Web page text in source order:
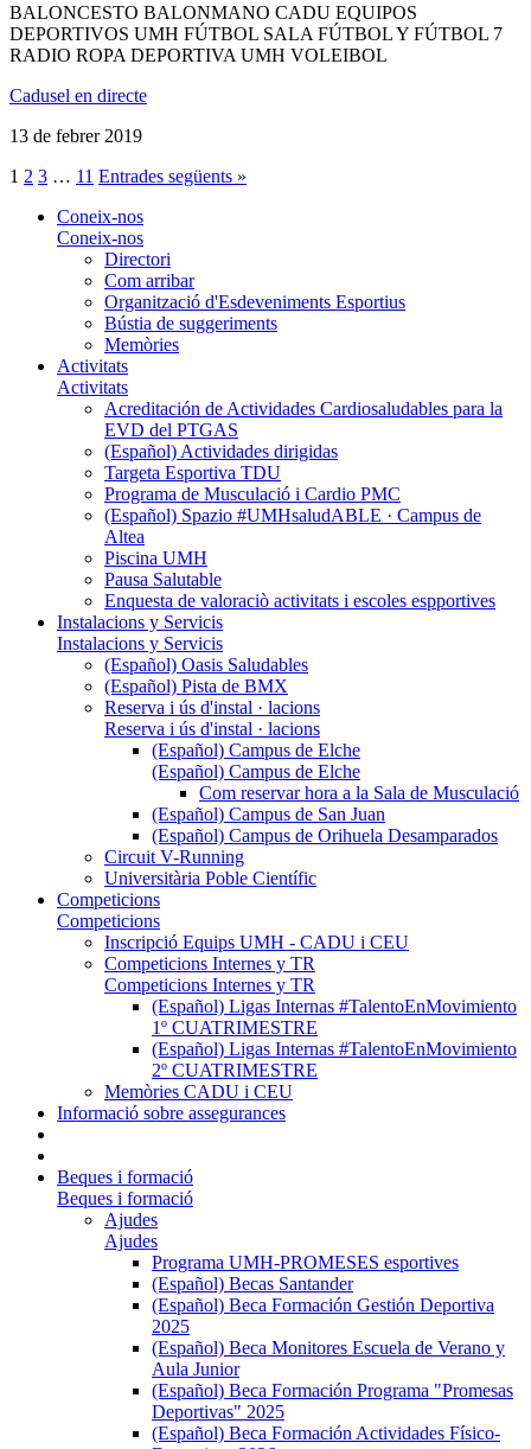
BALONCESTO BALONMANO CADU EQUIPOS
DEPORTIVOS UMH FÚTBOL SALA FÚTBOL Y FÚTBOL 7
RADIO ROPA DEPORTIVA UMH VOLEIBOL
Cadusel en directe
13 de febrer 2019
1 2 3 … 11 Entrades següents »
Coneix-nos
Coneix-nos
Directori
Com arribar
Organització d'Esdeveniments Esportius
Bústia de suggeriments
Memòries
Activitats
Activitats
Acreditación de Actividades Cardiosaludables para la
EVD del PTGAS
(Español) Actividades dirigidas
Targeta Esportiva TDU
Programa de Musculació i Cardio PMC
(Español) Spazio #UMHsaludABLE · Campus de
Altea
Piscina UMH
Pausa Salutable
Enquesta de valoraciò activitats i escoles espportives
Instalacions y Servicis
Instalacions y Servicis
(Español) Oasis Saludables
(Español) Pista de BMX
Reserva i ús d'instal · lacions
Reserva i ús d'instal · lacions
(Español) Campus de Elche
(Español) Campus de Elche
Com reservar hora a la Sala de Musculació
(Español) Campus de San Juan
(Español) Campus de Orihuela Desamparados
Circuit V-Running
Universitària Poble Científic
Competicions
Competicions
Inscripció Equips UMH - CADU i CEU
Competicions Internes y TR
Competicions Internes y TR
(Español) Ligas Internas #TalentoEnMovimiento
1º CUATRIMESTRE
(Español) Ligas Internas #TalentoEnMovimiento
2º CUATRIMESTRE
Memòries CADU i CEU
Informació sobre assegurances
Beques i formació
Beques i formació
Ajudes
Ajudes
Programa UMH-PROMESES esportives
(Español) Becas Santander
(Español) Beca Formación Gestión Deportiva
2025
(Español) Beca Monitores Escuela de Verano y
Aula Junior
(Español) Beca Formación Programa "Promesas
Deportivas" 2025
(Español) Beca Formación Actividades Físico-